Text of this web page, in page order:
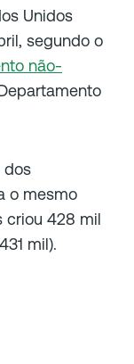
Unidos
segundo o
não-
dos
o mesmo
criou 428 mil
mil).